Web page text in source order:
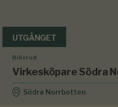
UTGÅNGET
Billerud
Virkesköpare Södra
Södra Norrbotten